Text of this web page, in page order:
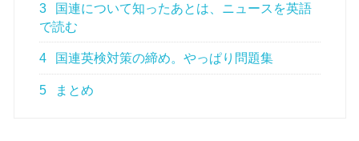
3
国連について知ったあとは、ニュースを英語
で読む
4 国連英検対策の締め。やっぱり問題集
5 まとめ